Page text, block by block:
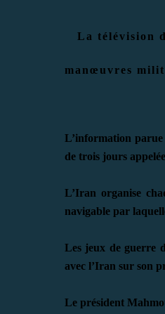
La télévision
manœuvres
L’information
de trois jours
L’Iran organise
navigable par
Les jeux de guerre
avec l’Iran sur son
Le président